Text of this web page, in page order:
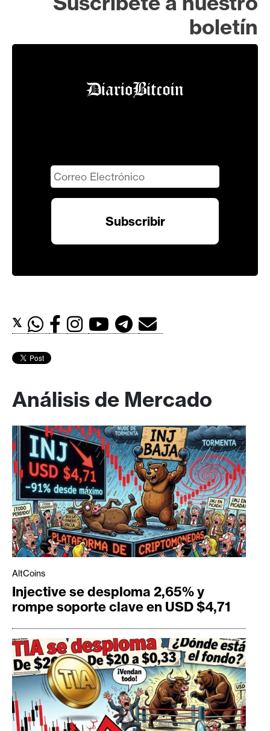
boletín
𝕏
Análisis de Mercado
AltCoins
Injective se desploma 2,65% y
rompe soporte clave en USD $4,71